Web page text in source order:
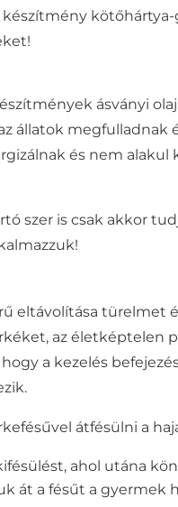
ásványi
állatok megfulladnak
és nem alakul
szer is csak akkor
eltávolítása türelmet
az
a kezelés
átfésülni a
ahol utána
át a fésűt a gyermek